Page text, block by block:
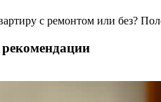
с ремонтом или без?